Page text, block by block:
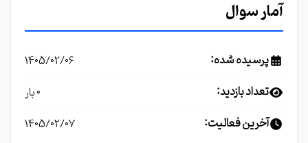
آمار سوال
پرسیده شده: 1405/02/06
تعداد بازدید: 0 بار
آخرین فعالیت: 1405/02/07